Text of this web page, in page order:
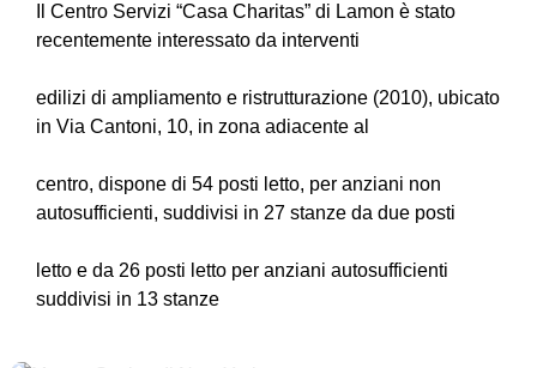
Il Centro Servizi “Casa Charitas” di Lamon è stato
recentemente interessato da interventi
edilizi di ampliamento e ristrutturazione (2010), ubicato
in Via Cantoni, 10, in zona adiacente al
centro, dispone di 54 posti letto, per anziani non
autosufficienti, suddivisi in 27 stanze da due posti
letto e da 26 posti letto per anziani autosufficienti
suddivisi in 13 stanze